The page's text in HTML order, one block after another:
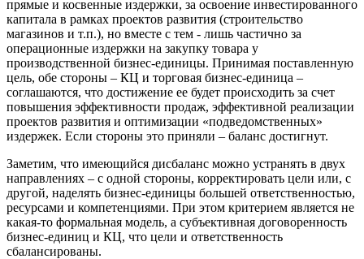
прямые и косвенные издержки, за освоение инвестированного
капитала в рамках проектов развития (строительство
магазинов и т.п.), но вместе с тем - лишь частично за
операционные издержки на закупку товара у
производственной бизнес-единицы. Принимая поставленную
цель, обе стороны – КЦ и торговая бизнес-единица –
соглашаются, что достижение ее будет происходить за счет
повышения эффективности продаж, эффективной реализации
проектов развития и оптимизации «подведомственных»
издержек. Если стороны это приняли – баланс достигнут.
Заметим, что имеющийся дисбаланс можно устранять в двух
направлениях – с одной стороны, корректировать цели или, с
другой, наделять бизнес-единицы большей ответственностью,
ресурсами и компетенциями. При этом критерием является не
какая-то формальная модель, а субъективная договоренность
бизнес-единиц и КЦ, что цели и ответственность
сбалансированы.